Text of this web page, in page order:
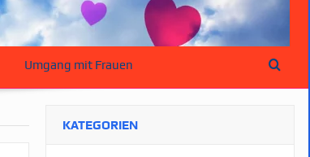
Umgang mit Frauen
KATEGORIEN